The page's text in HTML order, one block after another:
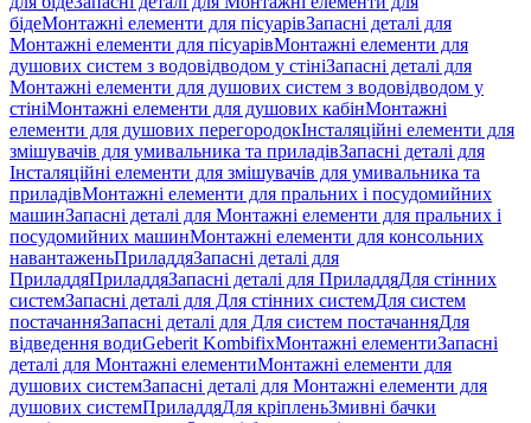
бідеМонтажні елементи для пісуарівЗапасні деталі для
Монтажні елементи для пісуарівМонтажні елементи для
душових систем з водовідводом у стініЗапасні деталі для
Монтажні елементи для душових систем з водовідводом у
стініМонтажні елементи для душових кабінМонтажні
елементи для душових перегородокІнсталяційні елементи для
змішувачів для умивальника та приладівЗапасні деталі для
Інсталяційні елементи для змішувачів для умивальника та
приладівМонтажні елементи для пральних і посудомийних
машинЗапасні деталі для Монтажні елементи для пральних і
посудомийних машинМонтажні елементи для консольних
навантаженьПриладдяЗапасні деталі для
ПриладдяПриладдяЗапасні деталі для ПриладдяДля стінних
системЗапасні деталі для Для стінних системДля систем
постачанняЗапасні деталі для Для систем постачанняДля
відведення водиGeberit KombifixМонтажні елементиЗапасні
деталі для Монтажні елементиМонтажні елементи для
душових системЗапасні деталі для Монтажні елементи для
душових системПриладдяДля кріпленьЗмивні бачки